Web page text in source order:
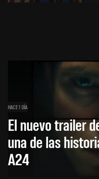
HACE 1 DÍA
El nuevo trailer
una de las
A24